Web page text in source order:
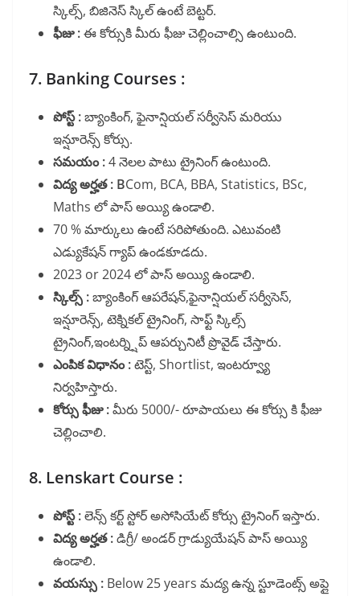
స్కిల్స్, బిజినెస్ స్కిల్ ఉంటే బెట్టర్.
ఫీజు :ఈ కోర్సుకి మీరు ఫీజు చెల్లించాల్సి ఉంటుంది.
7. Banking Courses :
పోస్ట్ :బ్యాంకింగ్, ఫైనాన్షియల్ సర్వీసెస్ మరియు
ఇన్షూరెన్స్ కోర్సు.
సమయం :4 నెలల పాటు ట్రైనింగ్ ఉంటుంది.
విద్య అర్హత : BCom, BCA, BBA, Statistics, BSc,
Maths లో పాస్ అయ్యి ఉండాలి.
70 % మార్కులు ఉంటే సరిపోతుంది. ఎటువంటి
ఎడ్యుకేషన్ గ్యాప్ ఉండకూడదు.
2023 or 2024 లో పాస్ అయ్యి ఉండాలి.
స్కిల్స్ :బ్యాంకింగ్ ఆపరేషన్,ఫైనాన్షియల్ సర్వీసెస్,
ఇన్షూరెన్స్, టెక్నికల్ ట్రైనింగ్, సాఫ్ట్ స్కిల్స్
ట్రైనింగ్,ఇంటర్న్షిప్ ఆపర్చునిటీ ప్రొవైడ్ చేస్తారు.
ఎంపిక విధానం :టెస్ట్, Shortlist, ఇంటర్వ్యూ
నిర్వహిస్తారు.
కోర్సు ఫీజు :మీరు 5000/- రూపాయలు ఈ కోర్సు కి ఫీజు
చెల్లించాలి.
8. Lenskart Course :
పోస్ట్ :లెన్స్ కర్ట్ స్టోర్ అసోసియేట్ కోర్సు ట్రైనింగ్ ఇస్తారు.
విద్య అర్హత :డిగ్రీ/ అండర్ గ్రాడ్యుయేషన్ పాస్ అయ్యి
ఉండాలి.
వయస్సు : Below 25 years మద్య ఉన్న స్టూడెంట్స్ అప్లై